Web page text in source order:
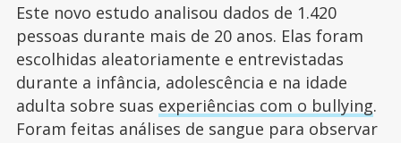
Este novo estudo analisou dados de 1.420
pessoas durante mais de 20 anos. Elas foram
escolhidas aleatoriamente e entrevistadas
durante a infância, adolescência e na idade
adulta sobre suas experiências com o bullying.
Foram feitas análises de sangue para observar